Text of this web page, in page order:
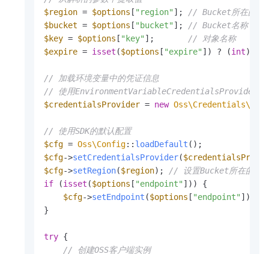
$region = $options [ "region" ];
// Bucket所在的地
$bucket = $options [ "bucket" ];
// Bucket名称
$key = $options [ "key" ];
// 对象名称
$expire = isset ($options [ "expire" ]) ? (int)
// 加载环境变量中的凭证信息
// 使用EnvironmentVariableCredentialsProvider从
$credentialsProvider = new
// 使用SDK的默认配置
$cfg = Oss\Config:: loadDefault
$cfg->setCredentialsProvider(
$cfg->setRegion($region);
// 设置Bucket所在的地
if (isset ($options [ "endpoint" ])) {
$cfg->setEndpoint ($options [ "endpoint" ]);
}
try {
// 创建OSS客户端实例